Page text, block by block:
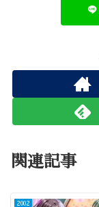
関連記事
2002